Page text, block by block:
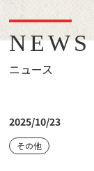
NEWS
ニュース
2025/10/23
その他